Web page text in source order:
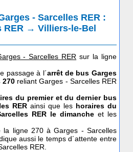
- Sarcelles RER :
RER → Villiers-le-Bel
- Sarcelles RER sur la ligne
passage à l´arrêt de bus Garges
270 reliant Garges - Sarcelles RER
du premier et du dernier bus
RER ainsi que les horaires du
RER le dimancheet les
ligne 270 à Garges - Sarcelles
aussi le temps d´attente entre
RER.